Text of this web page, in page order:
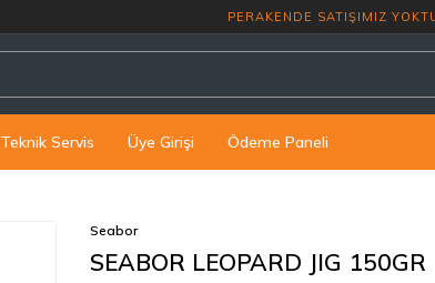
PERAKENDE
Teknik Servis Üye Girişi Ödeme Paneli
Seabor
SEABOR LEOPARD JIG 150GR